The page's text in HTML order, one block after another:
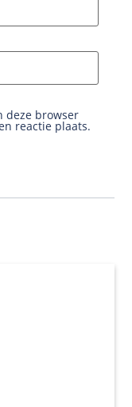
deze browser
reactie plaats.